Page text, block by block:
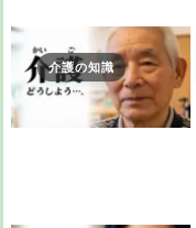
介護の知識